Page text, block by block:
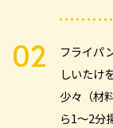
フライパ
しいたけ
少々（材
ら1～2分